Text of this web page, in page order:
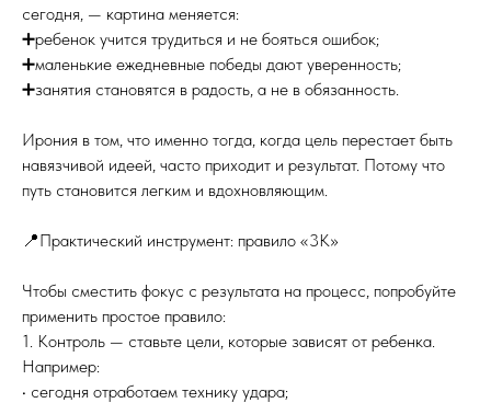
сегодня, — картина меняется:
➕ребенок учится трудиться и не бояться ошибок;
➕маленькие ежедневные победы дают уверенность;
➕занятия становятся в радость, а не в обязанность.
Ирония в том, что именно тогда, когда цель перестает быть
навязчивой идеей, часто приходит и результат. Потому что
путь становится легким и вдохновляющим.
📍Практический инструмент: правило «3К»
Чтобы сместить фокус с результата на процесс, попробуйте
применить простое правило:
1. Контроль — ставьте цели, которые зависят от ребенка.
Например:
• сегодня отработаем технику удара;